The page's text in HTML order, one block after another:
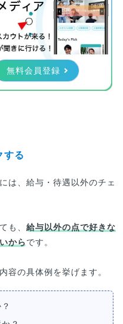
無料会員登録
する
は、給与・待遇以外のチェ
も、 給与以外の点で好きな
からです。
容の具体例を挙げます。